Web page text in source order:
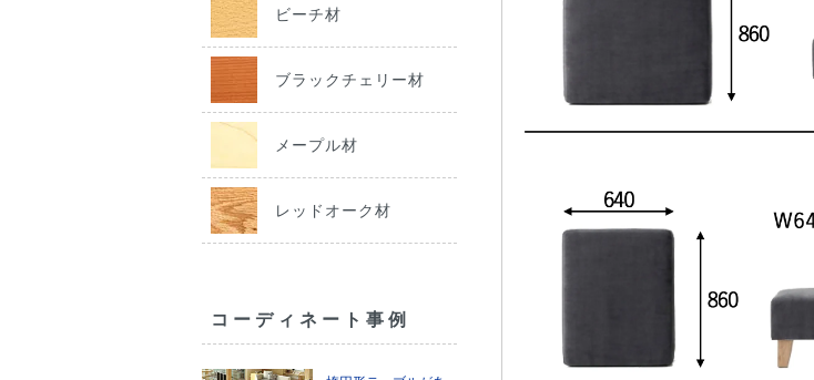
ビーチ材
ブラックチェリー材
メープル材
レッドオーク材
コーディネート事例